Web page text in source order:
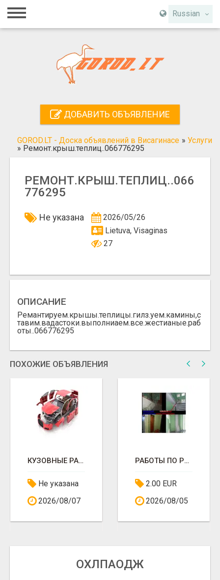
Russian
Главная
Регистрация
Поиск
ДОБАВИТЬ ОБЪЯВЛЕНИЕ
GOROD.LT - Доска объявлений в Висагинасе » Услуги
» Ремонт.крыш.теплиц..066776295
РЕМОНТ.КРЫШ.ТЕПЛИЦ..066
776295
Не указана
2026/05/26
Lietuva, Visaginas
27
ОПИСАНИЕ
Ремантируем.крышы.теплицы.гилз.уем.камины,с
тавим.вадастоки.выполниаем.все.жестианые.раб
оты..066776295
ПОХОЖИЕ ОБЪЯВЛЕНИЯ
КУЗОВНЫЕ РАБОТЫ
Не указана
2026/08/07
РАБОТЫ ПО РЕМОНТУ
2.00 EUR
2026/08/05
ОХЛПАОДЖ